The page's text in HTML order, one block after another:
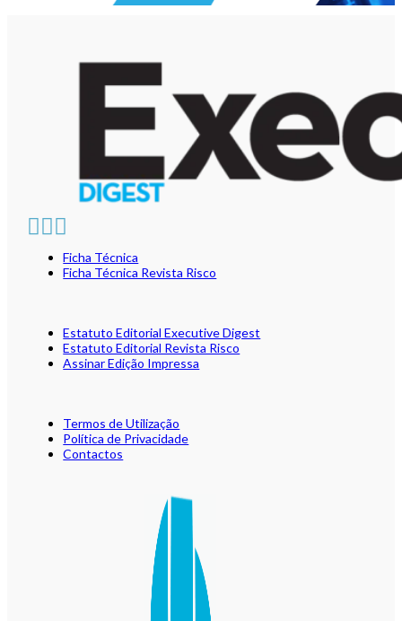
Ficha Técnica
Ficha Técnica Revista Risco
Estatuto Editorial Executive Digest
Estatuto Editorial Revista Risco
Assinar Edição Impressa
Termos de Utilização
Política de Privacidade
Contactos